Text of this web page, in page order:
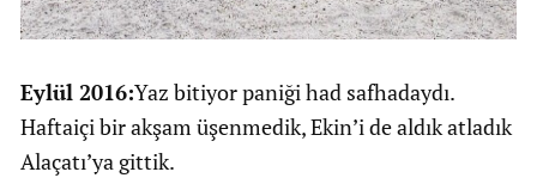
Eylül 2016:Yaz bitiyor paniği had safhadaydı.
Haftaiçi bir akşam üşenmedik, Ekin’i de aldık atladık
Alaçatı’ya gittik.